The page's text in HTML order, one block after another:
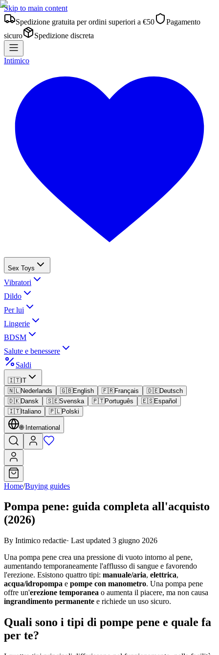
Skip to main content
Spedizione gratuita per ordini superiori a €50
Pagamento
sicuro
Spedizione discreta
Intimico
Sex Toys
Vibratori
Dildo
Per lui
Lingerie
BDSM
Salute e benessere
Saldi
🇮🇹IT
🇳🇱Nederlands 🇬🇧English 🇫🇷Français 🇩🇪Deutsch
🇩🇰Dansk 🇸🇪Svenska 🇵🇹Português 🇪🇸Español
🇮🇹Italiano 🇵🇱Polski
🌐 International
Home/Buying guides
Pompa pene: guida completa all'acquisto
(2026)
By Intimico redactie· Last updated 3 giugno 2026
Una pompa pene crea una pressione di vuoto intorno al pene,
aumentando temporaneamente l'afflusso di sangue e favorendo
l'erezione. Esistono quattro tipi: manuale/aria, elettrica,
acqua/idropompa e pompe con manometro. Una pompa pene
offre un'erezione temporanea o aumenta il piacere, ma non causa
ingrandimento permanente e richiede un uso sicuro.
Quali sono i tipi di pompe pene e quale fa
per te?